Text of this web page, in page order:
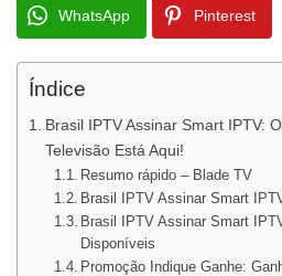
WhatsApp Pinterest
Índice
Brasil IPTV Assinar Smart IPTV:
Televisão Está Aqui!
Resumo rápido – Blade TV
Brasil IPTV Assinar Smart
Brasil IPTV Assinar Smart
Disponíveis
Promoção Indique Ganhe: